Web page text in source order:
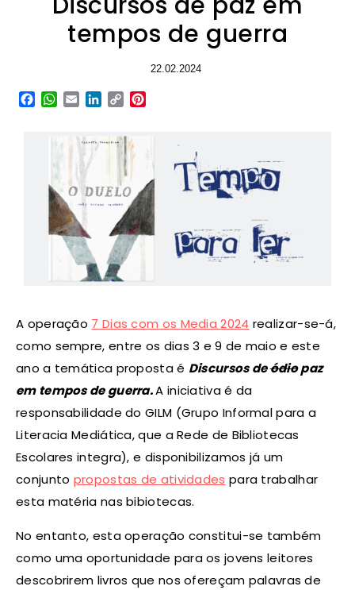
tempos de guerra
22.02.2024
Facebook
WhatsApp
EmailLinkedIn
Copy
A operação 7 Dias com os Media 2024 realizar-se-á,
como sempre, entre os dias 3 e 9 de maio e este
ano a temática proposta é Discursos deódiopaz
em tempos de guerra.A iniciativa é da
responsabilidade do GILM (Grupo Informal para a
Literacia Mediática, que a Rede de Bibliotecas
Escolares integra), e disponibilizamos já um
conjunto propostas de atividades para trabalhar
esta matéria nas bibiotecas.
No entanto, esta operação constitui-se também
como uma oportunidade para os jovens leitores
descobrirem livros que nos ofereçam palavras de